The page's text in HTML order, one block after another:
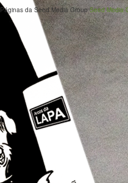
Páginas da Seed Media GroupSeed Media